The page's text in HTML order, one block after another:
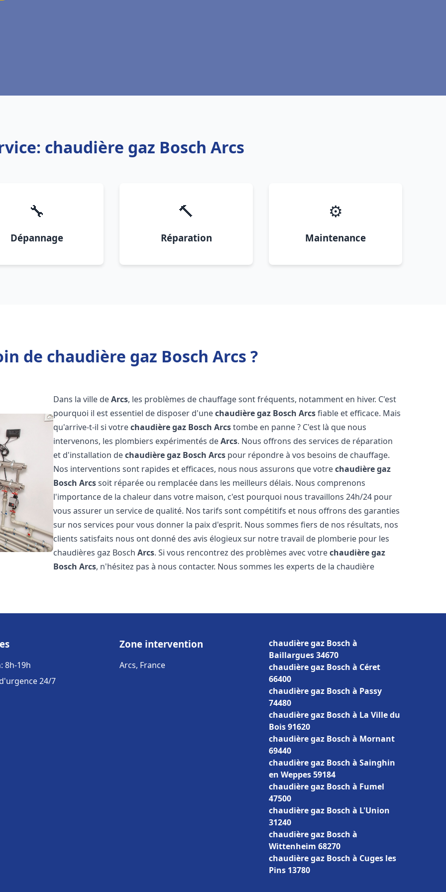
chaudière gaz Bosch Arcs
🔧
Dépannage
🔨
Réparation
⚙️
Maintenance
de chaudière gaz Bosch Arcs ?
Dans la ville deArcs, les problèmes de chauffage sont fréquents, notamment en hiver. C'est
pourquoi il est essentiel de disposer d'unechaudière gaz Bosch Arcsfiable et efficace. Mais
qu'arrive-t-il si votrechaudière gaz Bosch Arcstombe en panne ? C'est là que nous
intervenons, les plombiers expérimentés deArcs. Nous offrons des services de réparation
et d'installation dechaudière gaz Bosch Arcs pour répondre à vos besoins de chauffage.
Nos interventions sont rapides et efficaces, nous nous assurons que votrechaudière gaz
Bosch Arcssoit réparée ou remplacée dans les meilleurs délais. Nous comprenons
l'importance de la chaleur dans votre maison, c'est pourquoi nous travaillons 24h/24 pour
vous assurer un service de qualité. Nos tarifs sont compétitifs et nous offrons des garanties
sur nos services pour vous donner la paix d'esprit. Nous sommes fiers de nos résultats, nos
clients satisfaits nous ont donné des avis élogieux sur notre travail de plomberie pour les
chaudières gaz BoschArcs. Si vous rencontrez des problèmes avec votrechaudière gaz
Bosch Arcs, n'hésitez pas à nous contacter. Nous sommes les experts de la chaudière
8h-19h
24/7
Zone intervention
Arcs, France
chaudière gaz Bosch à
Baillargues 34670
chaudière gaz Bosch à Céret
66400
chaudière gaz Bosch à Passy
74480
chaudière gaz Bosch à La Ville du
Bois 91620
chaudière gaz Bosch à Mornant
69440
chaudière gaz Bosch à Sainghin
en Weppes 59184
chaudière gaz Bosch à Fumel
47500
chaudière gaz Bosch à L'Union
31240
chaudière gaz Bosch à
Wittenheim 68270
chaudière gaz Bosch à Cuges les
Pins 13780